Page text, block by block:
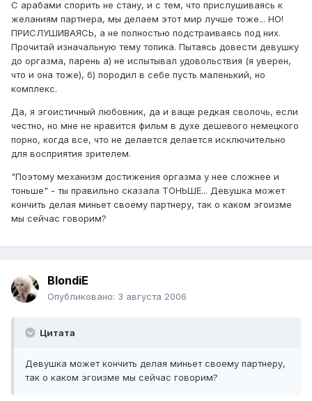
С арабами спорить не стану, и с тем, что прислушиваясь к
желаниям партнера, мы делаем этот мир лучше тоже... НО!
ПРИСЛУШИВАЯСЬ, а не полностью подстраиваясь под них.
Прочитай изначальную тему топика. Пытаясь довести девушку
до оргазма, парень а) не испытывал удовольствия (я уверен,
что и она тоже), б) породил в себе пусть маленький, но
комплекс.
Да, я эгоистичный любовник, да и ваще редкая сволочь, если
честно, но мне не нравится фильм в духе дешевого немецкого
порно, когда все, что не делается делается исключительно
для восприятия зрителем.
"Поэтому механизм достижения оргазма у нее сложнее и
тоньше" - ты правильно сказала ТОНЬШЕ... Девушка может
кончить делая миньет своему партнеру, так о каком эгоизме
мы сейчас говорим?
BlondiE
Опубликовано: 3 августа 2006
Цитата
Девушка может кончить делая миньет своему партнеру,
так о каком эгоизме мы сейчас говорим?